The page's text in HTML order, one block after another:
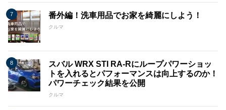
番外編！洗車用品でお家を綺麗にしよう！
クルマ
スバル WRX STI RA-Rにループパワーショッ
トを入れるとパフォーマンスは向上するのか！
パワーチェック結果を公開
クルマ